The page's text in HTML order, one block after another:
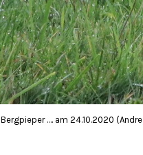
Bergpieper …. am 24.10.2020